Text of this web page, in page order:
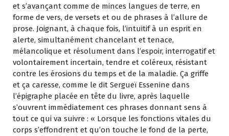
et s’avançant comme de minces langues de terre, en
forme de vers, de versets et ou de phrases à l’allure de
prose. Joignant, à chaque fois, l’intuitif à un esprit en
alerte, simultanément chancelant et tenace,
mélancolique et résolument dans l’espoir, interrogatif et
volontairement incertain, tendre et coléreux, résistant
contre les érosions du temps et de la maladie. Ça griffe
et ça caresse, comme le dit Sergueï Essenine dans
l’épigraphe placée en tête du livre, après laquelle
s’ouvrent immédiatement ces phrases donnant sens à
tout ce qui va suivre : « Lorsque les fonctions vitales du
corps s’effondrent et qu’on touche le fond de la perte,